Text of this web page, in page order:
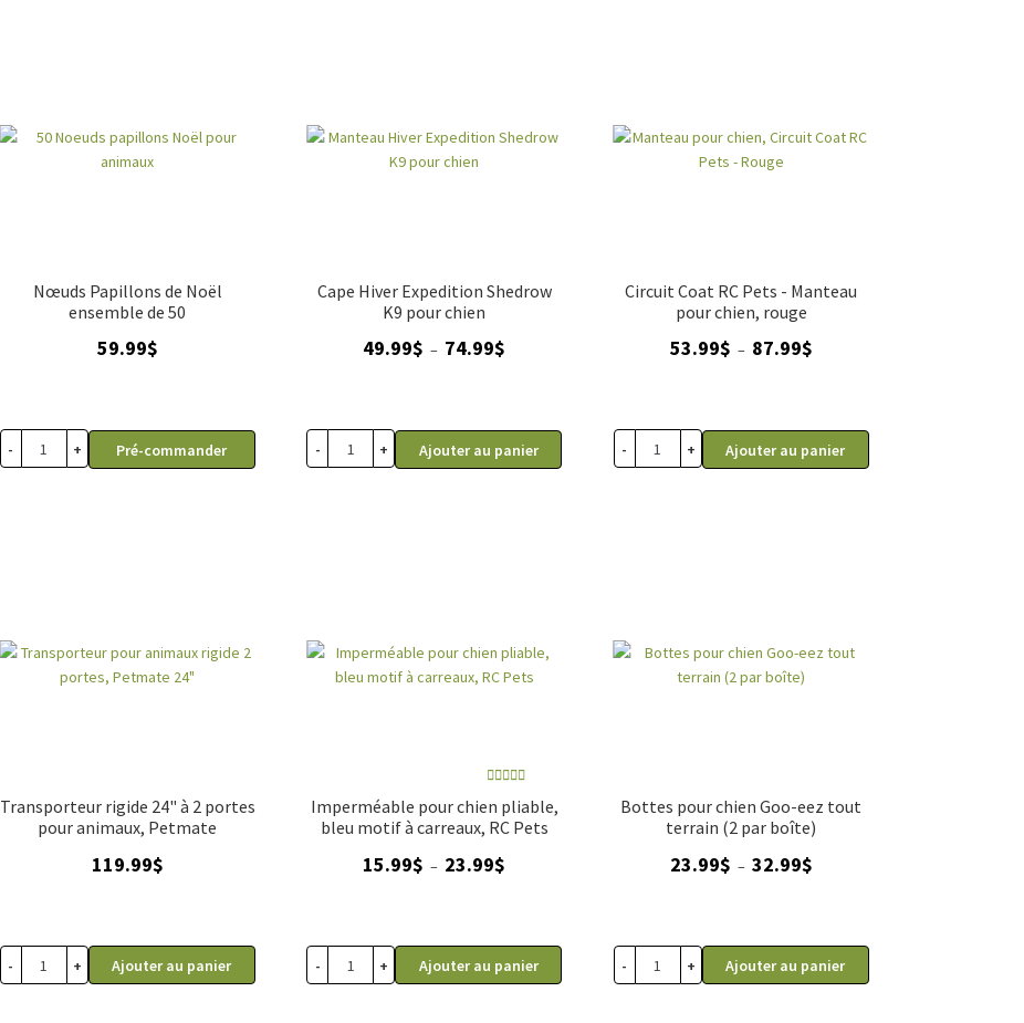
Nœuds Papillons de Noël
ensemble de 50
59.99$
- + Pré-commander
Cape Hiver Expedition Shedrow
K9 pour chien
49.99$ – 74.99$
74.99$
- + Ajouter au panier
Circuit Coat RC Pets - Manteau
pour chien, rouge
53.99$ – 87.99$Plage
87.99$
- + Ajouter au panier
Transporteur rigide 24" à 2 portes
pour animaux, Petmate
119.99$
- + Ajouter au panier
Imperméable pour chien pliable,
bleu motif à carreaux, RC Pets
sur 5
15.99$ – 23.99$
23.99$
- + Ajouter au panier
Bottes pour chien Goo-eez tout
terrain (2 par boîte)
23.99$ – 32.99$Plage
32.99$
- + Ajouter au panier